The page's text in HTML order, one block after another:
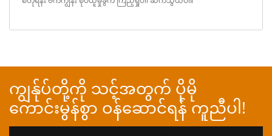
ကျွန်ုပ်တို့ကို သင့်အတွက် ပိုမို
ကောင်းမွန်စွာ ဝန်ဆောင်ရန် ကူညီပါ!